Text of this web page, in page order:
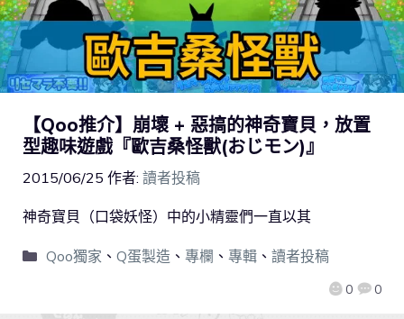
【Qoo推介】崩壞 + 惡搞的神奇寶貝，放置
型趣味遊戲『歐吉桑怪獸(おじモン)』
2015/06/25 作者: 讀者投稿
0 0
神奇寶貝（口袋妖怪）中的小精靈們一直以其
Qoo獨家 、 Q蛋製造 、 專欄 、 專輯、 讀者投稿